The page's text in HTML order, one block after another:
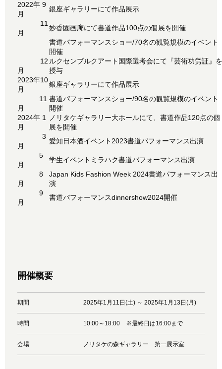
2022年 9
月
銀座ギャラリーにて作品展示
11
月
妙香園画廊にて書道作品100点の個展を開催
書道パフォーマンスショー/70名の観覧規模のイベント
開催
12
月
ルクセンブルクアート国際選考会にて『芸術功労証』を
授与⠀
2023年10
月
銀座ギャラリーにて作品展示⠀
11
月
書道パフォーマンスショー/90名の観覧規模のイベント
開催
2024年 1
月
ノリタケギャラリー大ホールにて、書道作品120点の個
展を開催⠀
3
月
愛知日本酒イベント2023書道パフォーマンス出演⠀
5
月
学生イベントミラハク書道パフォーマンス出演⠀
8
月
Japan Kids Fashion Week 2024書道パフォーマンス出
演⠀
9
月
書道パフォーマンスdinnershow2024開催
開催概要
期間 2025年1月11日(土) ～ 2025年1月13日(月)
時間 10:00～18:00 ※最終日は16:00まで
会場 ノリタケの森ギャラリー 第一展示室